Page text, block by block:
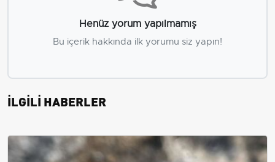
Henüz yorum yapılmamış
Bu içerik hakkında ilk yorumu siz yapın!
İLGİLİ HABERLER